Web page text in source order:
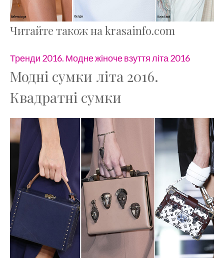
Читайте також на krasainfo.com
Тренди 2016. Модне жіноче взуття літа 2016
Модні сумки літа 2016.
Квадратні сумки